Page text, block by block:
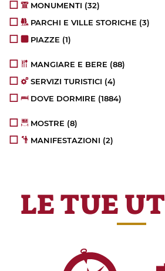
MONUMENTI (32)
PARCHI E VILLE STORICHE (3)
PIAZZE (1)
MANGIARE E BERE (88)
SERVIZI TURISTICI (4)
DOVE DORMIRE (1884)
MOSTRE (8)
MANIFESTAZIONI (2)
LE TUE